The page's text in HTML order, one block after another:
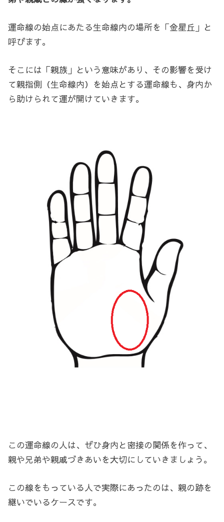
運命線の始点にあたる生命線内の場所を「金星丘」と
呼びます。
そこには「親族」という意味があり、その影響を受け
て親指側（生命線内）を始点とする運命線も、身内か
ら助けられて運が開けていきます。
この運命線の人は、ぜひ身内と密接の関係を作って、
親や兄弟や親戚づきあいを大切にしていきましょう。
この線をもっている人で実際にあったのは、親の跡を
継いでいるケースです。